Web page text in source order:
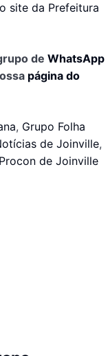
site da Prefeitura
de WhatsApp
página do
, Grupo Folha
de Joinville,
Procon de Joinville